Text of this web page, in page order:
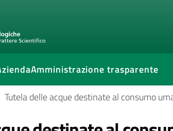
Amministrazione trasparente
Tutela delle acque destinate al consumo